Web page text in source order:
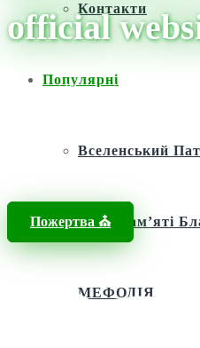
Контакти
Популярні
Вселенський
Фонд пам’яті
МЕФОДІЯ
Пожертва ⛪️
official
Головна / Новини /St. Andrew’s